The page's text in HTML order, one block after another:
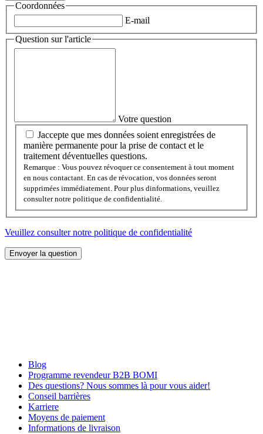
Coordonnées
E-mail
Question sur l'article
Votre question
Jaccepte que mes données soient enregistrées de
manière permanente pour la prise de contact et le
traitement déventuelles questions.
Remarque : Vous pouvez révoquer ce consentement à tout moment
en nous contactant. En cas de révocation, vos données seront
supprimées immédiatement. Pour plus dinformations, veuillez
consulter notre politique de confidentialité.
Veuillez consulter notre politique de confidentialité
Envoyer la question
Blog
Programme revendeur B2B BOMI
Des questions? Nous sommes là pour vous aider!
Conseil barrières
Karriere
Moyens de paiement
Informations de livraison